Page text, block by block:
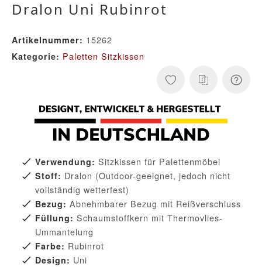
Dralon Uni Rubinrot
Artikelnummer: 15262
Kategorie: Paletten Sitzkissen
Verwendung: Sitzkissen für Palettenmöbel
Stoff: Dralon (Outdoor-geeignet, jedoch nicht
vollständig wetterfest)
Bezug: Abnehmbarer Bezug mit Reißverschluss
Füllung: Schaumstoffkern mit Thermovlies-
Ummantelung
Farbe: Rubinrot
Design: Uni